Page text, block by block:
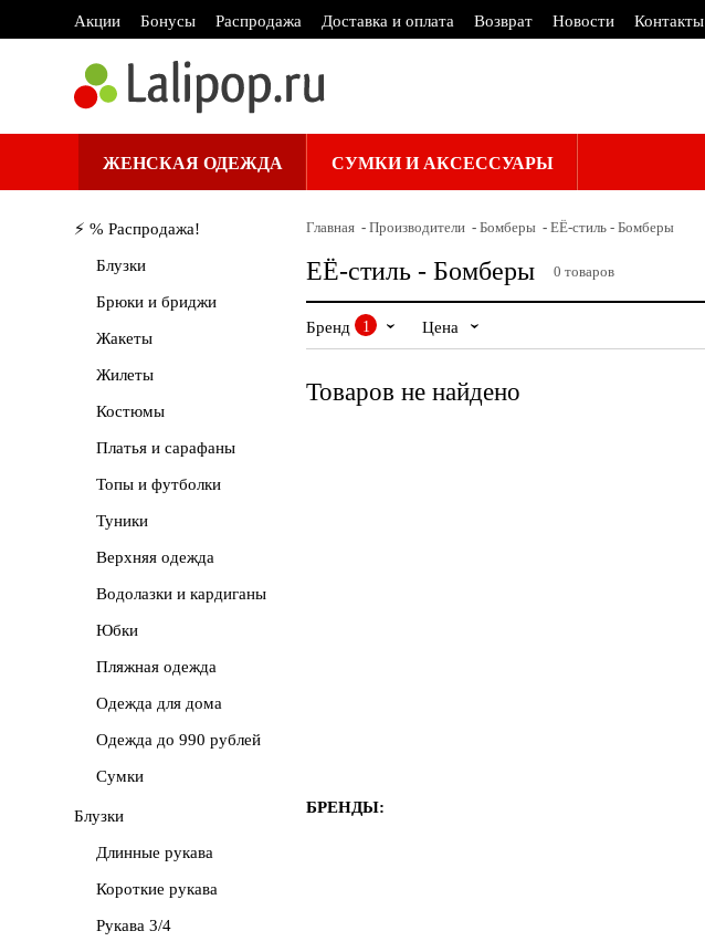
Акции Бонусы Распродажа Доставка и оплата Возврат Новости Контакты
ЖЕНСКАЯ ОДЕЖДА СУМКИ И АКСЕССУАРЫ
⚡️ % Распродажа!
Блузки
Брюки и бриджи
Жакеты
Жилеты
Костюмы
Платья и сарафаны
Топы и футболки
Туники
Верхняя одежда
Водолазки и кардиганы
Юбки
Пляжная одежда
Одежда для дома
Одежда до 990 рублей
Сумки
Блузки
Длинные рукава
Короткие рукава
Рукава 3/4
Главная Производители Бомберы ЕЁ-стиль - Бомберы
ЕЁ-стиль - Бомберы 0 товаров
Бренд 1 Цена
Товаров не найдено
БРЕНДЫ: